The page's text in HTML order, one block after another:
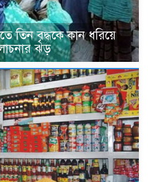
তিন বৃদ্ধকে কান ধরিয়ে
ঝড়